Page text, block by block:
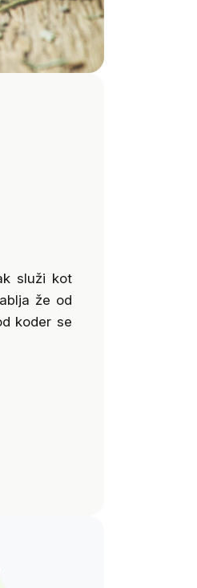
služi kot
že od
koder se